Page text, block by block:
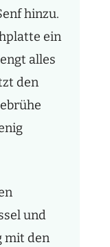
hinzu.
ein
alles
den
und
mit den